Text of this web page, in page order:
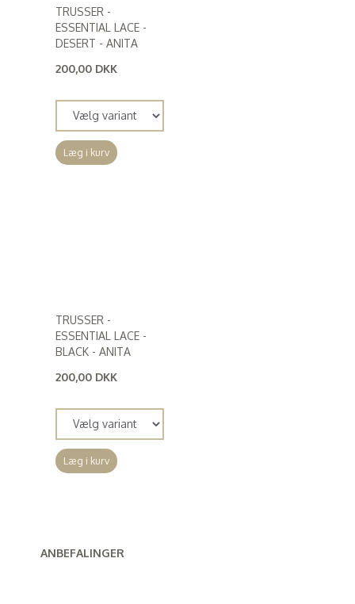
TRUSSER -
ESSENTIAL LACE -
DESERT - ANITA
200,00 DKK
Læg i kurv
TRUSSER -
ESSENTIAL LACE -
BLACK - ANITA
200,00 DKK
Læg i kurv
ANBEFALINGER